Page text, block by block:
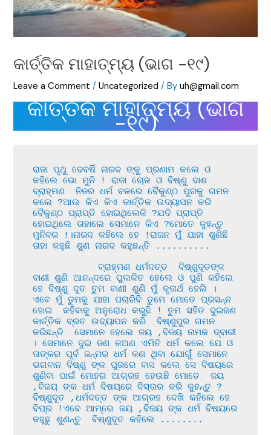
କାର୍ତ୍ତିକ ମାହାତ୍ମ୍ୟ (ଭାଗ -୧୯)
Leave a Comment /Uncategorized / Byuh@gmail.com
କାର୍ତ୍ତିକ ମାହାତ୍ମ୍ୟ (ଭାଗ
-୧୯)
ରାଜା ପୃଥୁ ଦେବର୍ଷି ନାରଦ ଙ୍କୁ ପ୍ରଣାମ କଲେ ଓ
କହିଲେ ଭୋ ମୁନି ! ରାଜା ଚୋଳ ଓ ବିଷ୍ଣୁ ଦାଶ
ବ୍ରାହ୍ମଣ  ନିଜର ଧର୍ମ ବଳରେ ବୈକୁଣ୍ଠ ପୁରକୁ ଗମନ
କଲେ ?ଆଉ କିଏ କିଏ କାର୍ତ୍ତିକ ଉଦ୍ୟାପନ କରି
ବୈକୁଣ୍ଠ ପ୍ରାପ୍ତି ହୋଇଥିଲେକି ?ଯଦି ପ୍ରାପ୍ତି
ହୋଇଥିଲେ ତାହାଲେ ସେମାନେ କିଏ ?ମୋତେ କୁହନ୍ତୁ
ମୁନିବର !।ନାରଦ କହିଲେ ହେ !ରାଜନ ମୁଁ ଯାହା ଶୁଣିଛି
ତାହା କହୁଛି ଶୁଣ ନାରଦ କହୁଛନ୍ତି ..........
            ବ୍ରାହ୍ମଣ ଧର୍ମଦତ୍ତ  ବିଷ୍ଣୁଦୂତଙ୍କ
ବାଣୀ ଶୁଣି ଆନନ୍ଦରେ ପୁଲକିତ ହେଲେ ଓ ପୁଣି କହିଲେ
ହେ ବିଷ୍ଣୁ ଦୂତ ତୁମ ବାଣୀ ଶୁଣି ମୁଁ କୃତାର୍ଥ ହେଲି ।
ଏବେ ମୁଁ ତୁମକୁ ଯାହା ପଚାରିବି ତୁମେ ମୋତେ ପ୍ରସନ୍ନ
ହୋଇ  କହିବାକୁ ଅନୁରୋଧ କରୁଛି ! ତୁମ ସହିତ ଦୁଇଜଣ
କାର୍ତ୍ତିକ ବ୍ରତ ଉଦ୍ୟାପନ କରି  ବିଷ୍ଣୁପୁର ଗମନ
କରିଛନ୍ତି  ସେମାନେ ହେଲେ ଜୟ ,ବିଜୟ ନାମକ ଦ୍ବାରୀ
। ସେମାନେ ଦୁଇ ଜଣ କଅଣ ଏମିତି ଧର୍ମ କଲେ ଯେ ଓ
ତାଙ୍କର ପୂର୍ବ ଜନ୍ମର ଧର୍ମ କଣ ଥିବା ଯୋଗୁଁ ସେମାନେ
ଭଗବାନ ବିଷ୍ଣୁ ଙ୍କ ପୁରରେ ବାସ କଲେ ସେ ବିଷୟରେ
ଶୁଣିବା ପାଇଁ ମୋହର ଆଗ୍ରହ ହେଉଛି ମୋତେ  ଜୟ
,ବିଜୟ ଙ୍କ ଧର୍ମ ବିଷୟରେ ବିସ୍ତାର କରି କୁହନ୍ତୁ ?
ବିଷ୍ଣୁଦୂତ ,ଧର୍ମଦତ୍ତ ଙ୍କ ଆଗ୍ରହ ଦେଖି କହିଲେ ହେ
ବିପ୍ର !ଏବେ ଆମ୍ଭେ ଜୟ ,ବିଜୟ ଙ୍କ ଧର୍ମ ବିଷୟରେ
କହୁଛୁ ଶୁଣନ୍ତୁ  ବିଷ୍ଣୁଦୂତ କହିଲେ ........